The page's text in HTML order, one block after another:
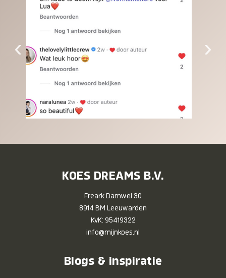
‹ ›
KOES DREAMS B.V.
Freark Damwei 30
8914 BM Leeuwarden
KvK: 95419322
info@mijnkoes.nl
Blogs & inspiratie